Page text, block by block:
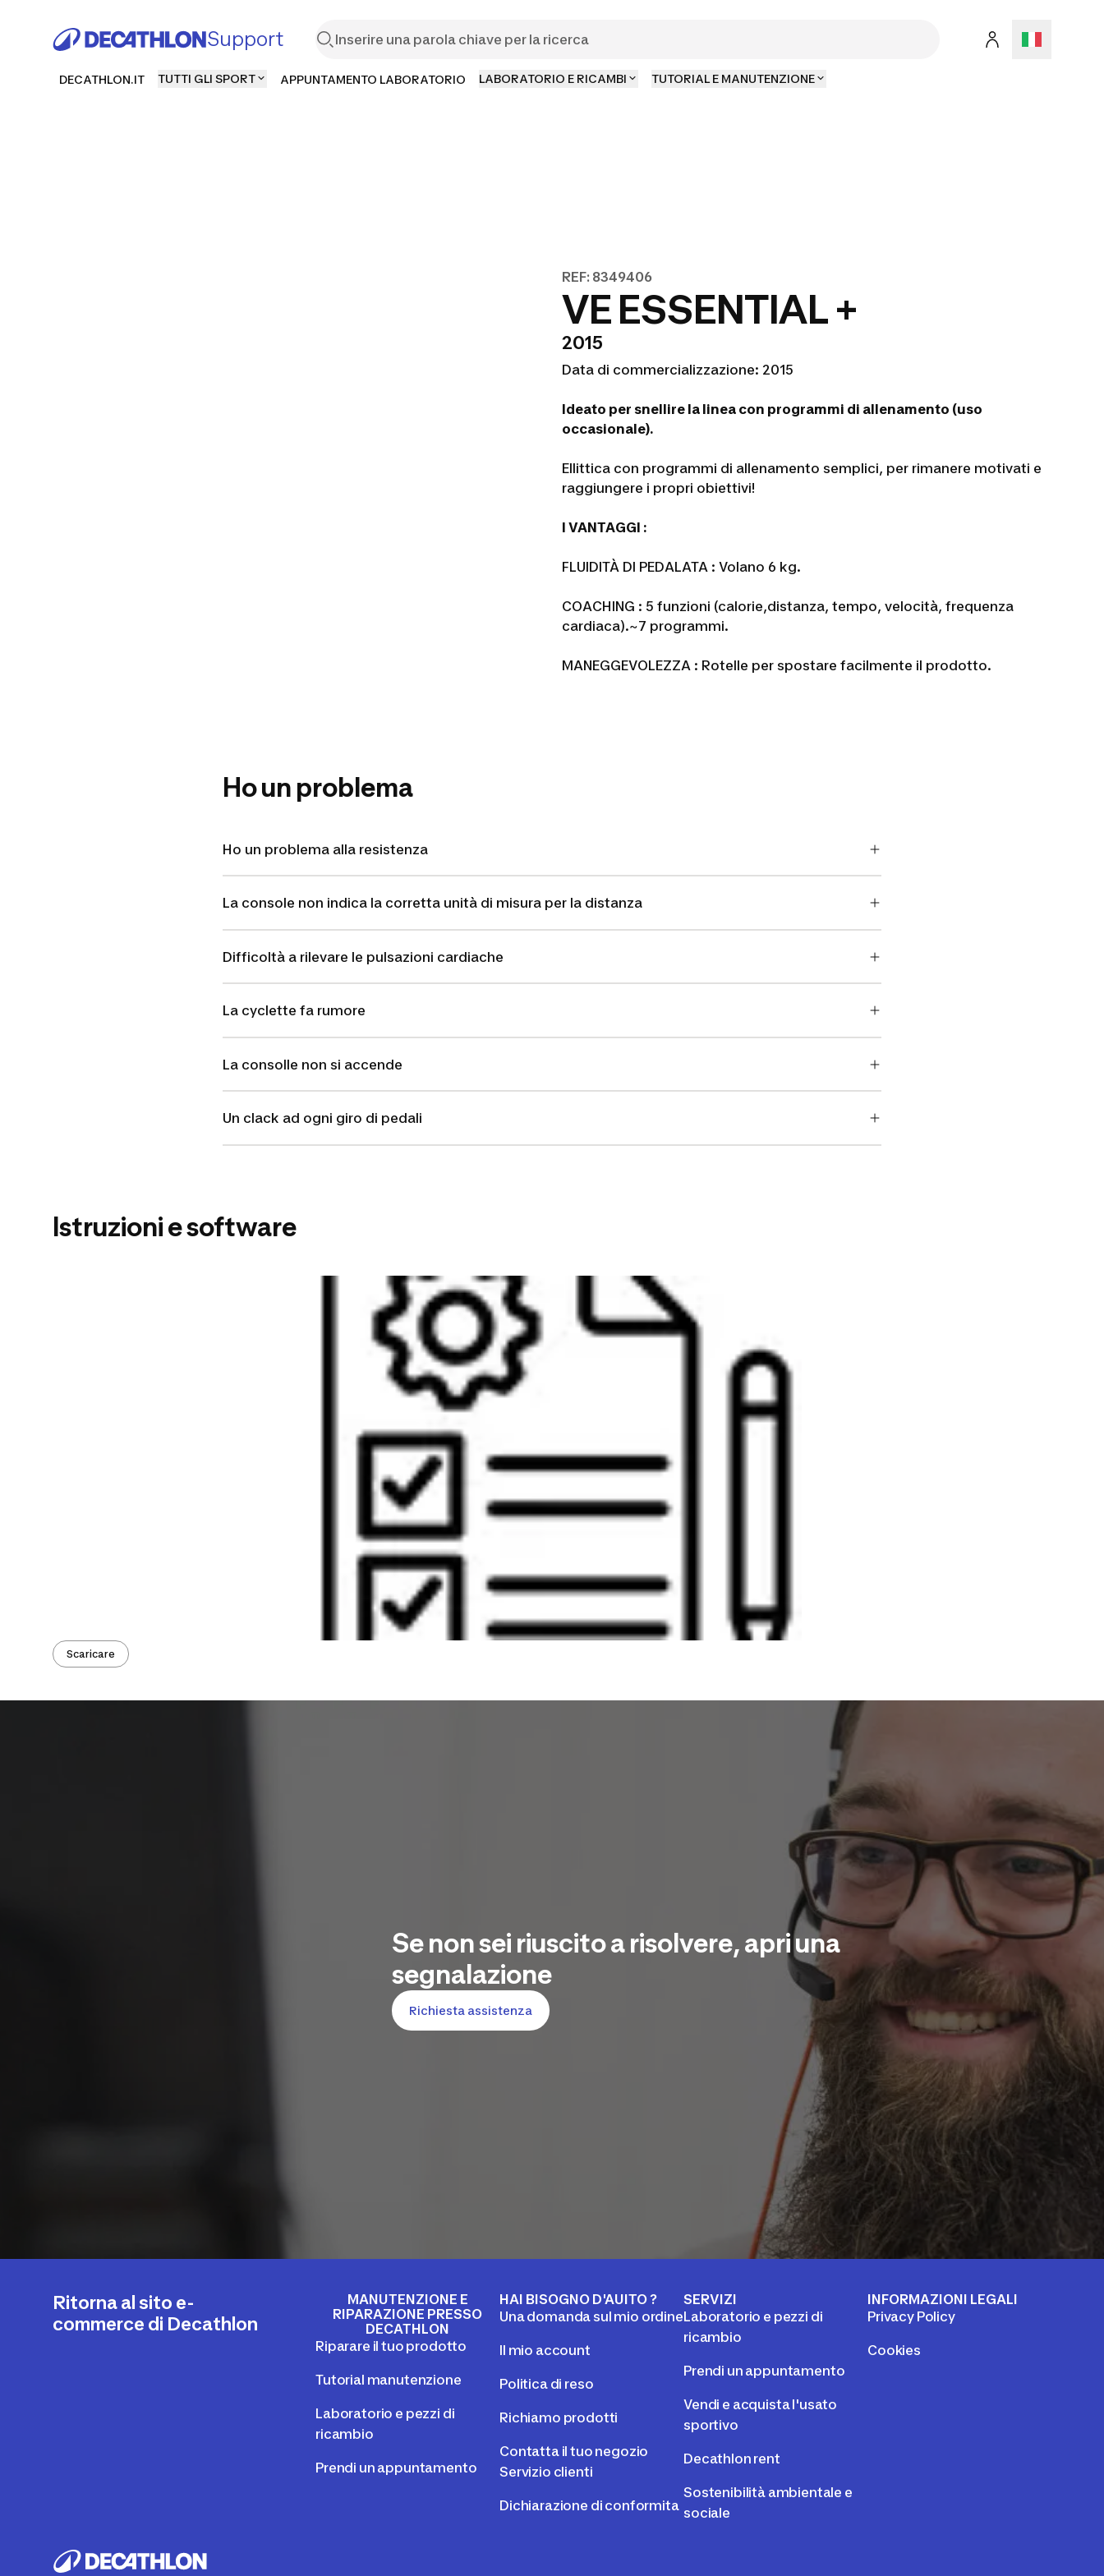
Support
DECATHLON.IT TUTTI GLI SPORT APPUNTAMENTO LABORATORIO LABORATORIO E RICAMBI TUTORIAL E MANUTENZIONE
REF: 8349406
VE ESSENTIAL +
2015
Data di commercializzazione: 2015
Ideato per snellire la linea con programmi di allenamento (uso
occasionale).
Ellittica con programmi di allenamento semplici, per rimanere motivati e
raggiungere i propri obiettivi!
I VANTAGGI :
FLUIDITÀ DI PEDALATA : Volano 6 kg.
COACHING : 5 funzioni (calorie,distanza, tempo, velocità, frequenza
cardiaca).~7 programmi.
MANEGGEVOLEZZA : Rotelle per spostare facilmente il prodotto.
Ho un problema
Ho un problema alla resistenza
La console non indica la corretta unità di misura per la distanza
Difficoltà a rilevare le pulsazioni cardiache
La cyclette fa rumore
La consolle non si accende
Un clack ad ogni giro di pedali
Istruzioni e software
Scaricare
Se non sei riuscito a risolvere, apri una
segnalazione
Richiesta assistenza
Ritorna al sito e-
commerce di Decathlon
MANUTENZIONE E
RIPARAZIONE PRESSO
DECATHLON
Riparare il tuo prodotto
Tutorial manutenzione
Laboratorio e pezzi di
ricambio
Prendi un appuntamento
HAI BISOGNO D'AUITO ?
Una domanda sul mio ordine
Il mio account
Politica di reso
Richiamo prodotti
Contatta il tuo negozio
Servizio clienti
Dichiarazione di conformita
SERVIZI
Laboratorio e pezzi di
ricambio
Prendi un appuntamento
Vendi e acquista l'usato
sportivo
Decathlon rent
Sostenibilità ambientale e
sociale
INFORMAZIONI LEGALI
Privacy Policy
Cookies